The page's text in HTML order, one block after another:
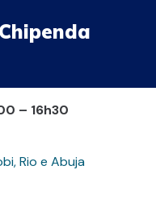
– 16h30
Rio e Abuja